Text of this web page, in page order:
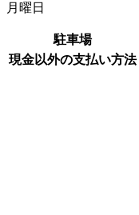
月曜日
駐車場
現金以外の支払い方法